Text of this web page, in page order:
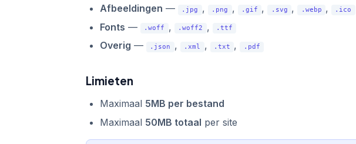
Afbeeldingen — .jpg , .png , .gif , .svg , .webp , .ico
Fonts — .woff , .woff2 , .ttf
Overig — .json , .xml , .txt , .pdf
Limieten
Maximaal 5MB per bestand
Maximaal 50MB totaal per site